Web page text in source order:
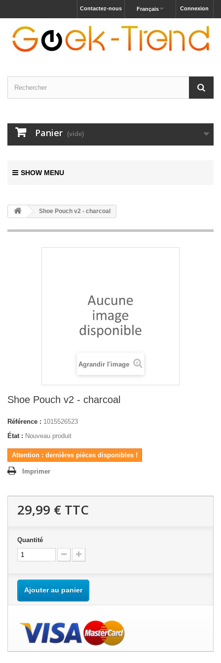
Connexion
Français
Contactez-nous
Panier (vide)
SHOW MENU
Shoe Pouch v2 - charcoal
Agrandir l'image
Shoe Pouch v2 - charcoal
Référence : 1015526523
État : Nouveau produit
Attention : dernières pièces disponibles !
Imprimer
29,99 € TTC
Quantité
Ajouter au panier